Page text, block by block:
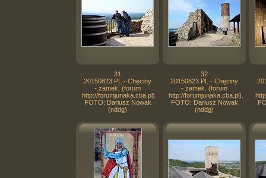
31
20150823 PL - Chęciny
- zamek. (forum
http://forumjunaka.cba.pl).
FOTO: Dariusz Nowak
(nddg)
32
20150823 PL - Chęciny
- zamek. (forum
http://forumjunaka.cba.pl).
FOTO: Dariusz Nowak
(nddg)